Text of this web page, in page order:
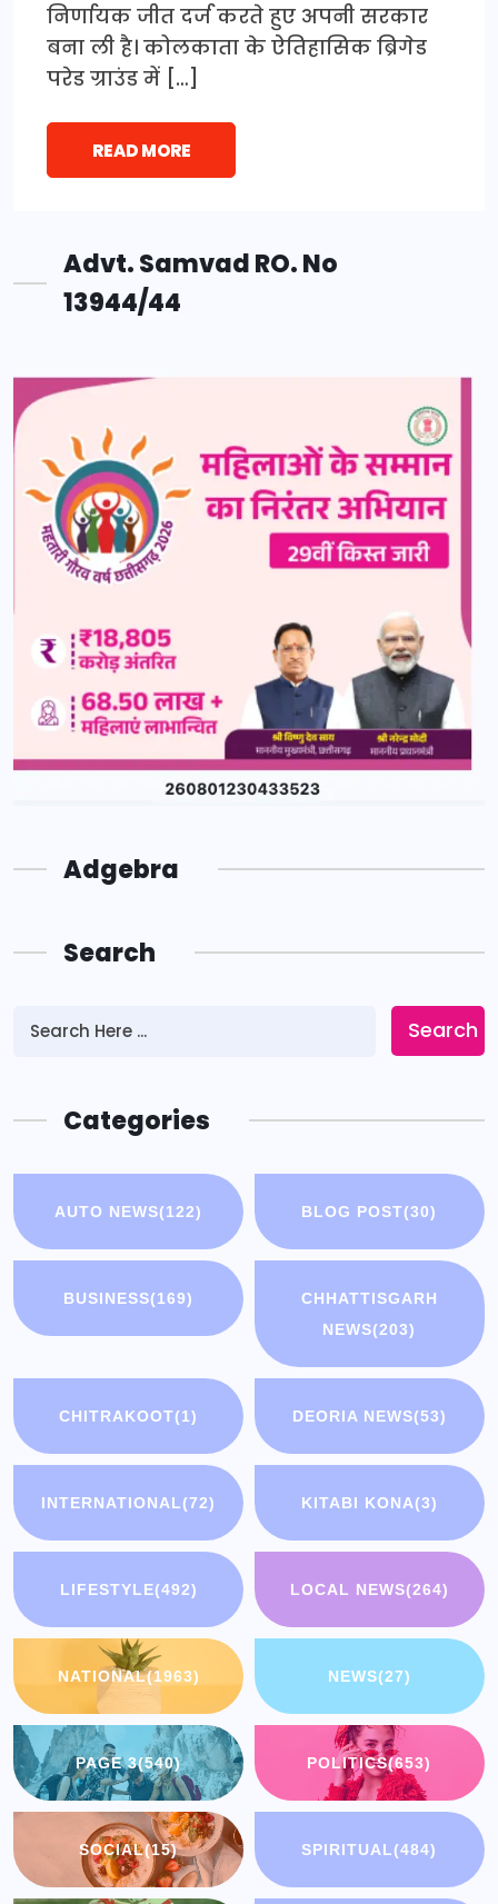
निर्णायक जीत दर्ज करते हुए अपनी सरकार
बना ली है। कोलकाता के ऐतिहासिक ब्रिगेड
परेड ग्राउंड में […]
READ MORE
Advt. Samvad RO. No
13944/44
Adgebra
Search
Search
Categories
AUTO NEWS(122) BLOG POST(30)
BUSINESS(169)
CHHATTISGARH
NEWS(203)
CHITRAKOOT(1) DEORIA NEWS(53)
INTERNATIONAL(72) KITABI KONA(3)
LIFESTYLE(492) LOCAL NEWS(264)
NATIONAL(1963) NEWS(27)
PAGE 3(540) POLITICS(653)
SOCIAL(15) SPIRITUAL(484)